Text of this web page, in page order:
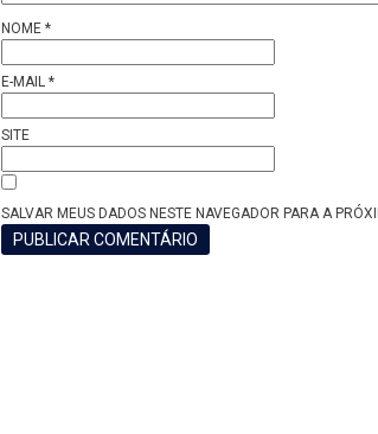
NOME *
E-MAIL *
SITE
SALVAR MEUS DADOS NESTE NAVEGADOR PARA A